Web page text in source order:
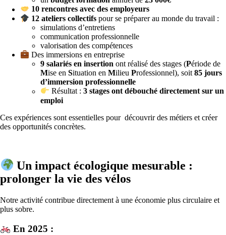
10 rencontres avec des employeurs
12 ateliers collectifs pour se préparer au monde du travail :
simulations d’entretiens
communication professionnelle
valorisation des compétences
Des immersions en entreprise
9 salariés en insertion ont réalisé des stages (Période de
Mise en Situation en Milieu Professionnel), soit85 jours
d’immersion professionnelle
Résultat :3 stages ont débouché directement sur un
emploi
Ces expériences sont essentielles pour découvrir des métiers et créer
des opportunités concrètes.
Un impact écologique mesurable :
prolonger la vie des vélos
Notre activité contribue directement à une économie plus circulaire et
plus sobre.
En 2025 :